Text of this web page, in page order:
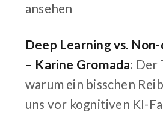
ansehen
Deep Learning vs.
– Karine Gromada: Der
warum ein bisschen
uns vor kognitiven KI-